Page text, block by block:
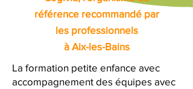
référence recommandé par
les professionnels
à Aix-les-Bains
La formation petite enfance avec
accompagnement des équipes avec